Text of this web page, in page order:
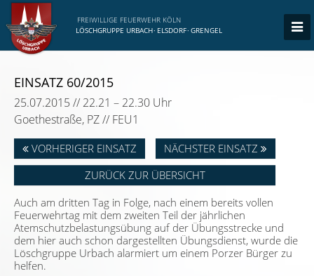
FREIWILLIGE FEUERWEHR KÖLN
LÖSCHGRUPPE URBACH· ELSDORF· GRENGEL
EINSATZ 60/2015
25.07.2015 // 22.21 – 22.30 Uhr
Goethestraße, PZ // FEU1
VORHERIGER EINSATZ
NÄCHSTER EINSATZ
ZURÜCK ZUR ÜBERSICHT
Auch am dritten Tag in Folge, nach einem bereits vollen
Feuerwehrtag mit dem zweiten Teil der jährlichen
Atemschutzbelastungsübung auf der Übungsstrecke und
dem hier auch schon dargestellten Übungsdienst, wurde die
Löschgruppe Urbach alarmiert um einem Porzer Bürger zu
helfen.